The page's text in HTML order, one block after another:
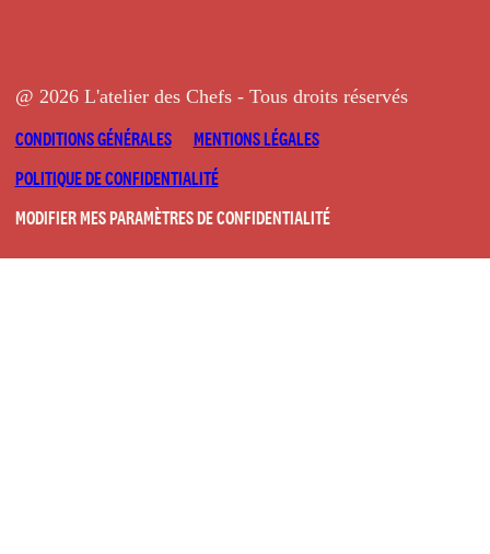
@ 2026 L'atelier des Chefs - Tous droits réservés
CONDITIONS GÉNÉRALES
MENTIONS LÉGALES
POLITIQUE DE CONFIDENTIALITÉ
MODIFIER MES PARAMÈTRES DE CONFIDENTIALITÉ